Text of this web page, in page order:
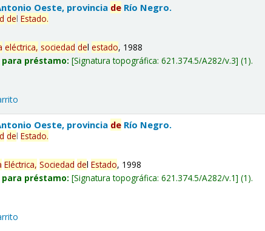
Oeste, provincia de Río Negro.
delEstado.
eléctrica, sociedad delestado, 1988
para préstamo: Signatura topográfica:621.374.5/A282/v.3 (1).
Oeste, provincia de Río Negro.
delEstado.
Eléctrica, Sociedad delEstado, 1998
para préstamo: Signatura topográfica:621.374.5/A282/v.1 (1).